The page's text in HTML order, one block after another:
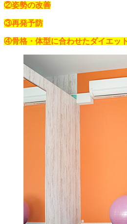
②姿勢の改善
③再発予防
④骨格・体型に合わせたダイエット